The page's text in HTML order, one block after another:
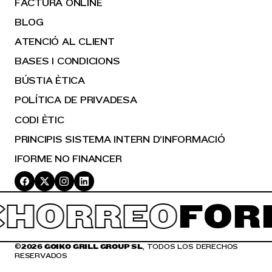
FACTURA ONLINE
BLOG
ATENCIÓ AL CLIENT
BASES I CONDICIONS
BÚSTIA ÈTICA
POLÍTICA DE PRIVADESA
CODI ÈTIC
PRINCIPIS SISTEMA INTERN D’INFORMACIÓ
IFORME NO FINANCER
©2026 GOIKO GRILL GROUP SL, TODOS LOS DERECHOS
RESERVADOS